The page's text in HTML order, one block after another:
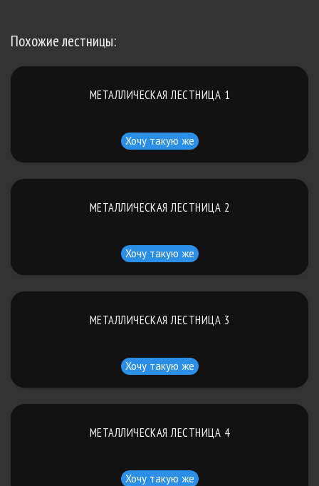
Похожие лестницы:
МЕТАЛЛИЧЕСКАЯ ЛЕСТНИЦА 1
Хочу такую же
МЕТАЛЛИЧЕСКАЯ ЛЕСТНИЦА 2
Хочу такую же
МЕТАЛЛИЧЕСКАЯ ЛЕСТНИЦА 3
Хочу такую же
МЕТАЛЛИЧЕСКАЯ ЛЕСТНИЦА 4
Хочу такую же